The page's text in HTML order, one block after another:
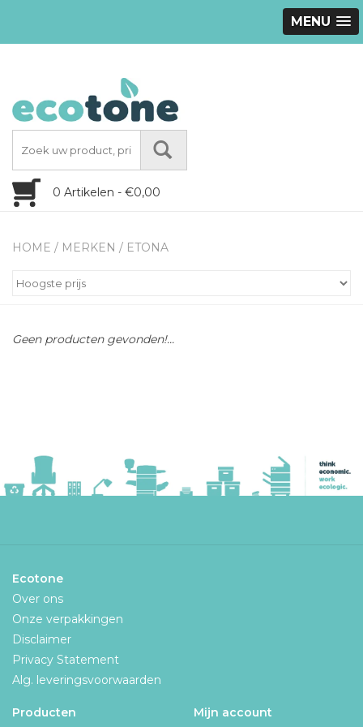
MENU
0 Artikelen - €0,00
HOME / MERKEN / ETONA
Geen producten gevonden!...
Ecotone
Over ons
Onze verpakkingen
Disclaimer
Privacy Statement
Alg. leveringsvoorwaarden
Producten
Mijn account